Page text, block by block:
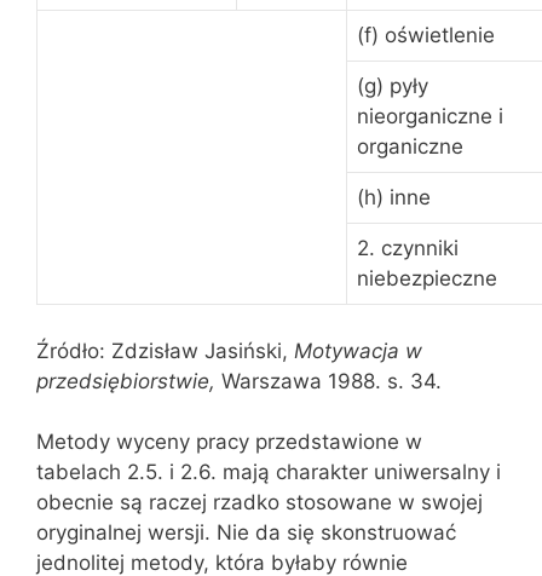
(f) oświetlenie
(g) pyły
nieorganiczne i
organiczne
(h) inne
2. czynniki
niebezpieczne
Źródło: Zdzisław Jasiński, Motywacja w
przedsiębiorstwie, Warszawa 1988. s. 34.
Metody wyceny pracy przedstawione w
tabelach 2.5. i 2.6. mają charakter uniwersalny i
obecnie są raczej rzadko stosowane w swojej
oryginalnej wersji. Nie da się skonstruować
jednolitej metody, która byłaby równie